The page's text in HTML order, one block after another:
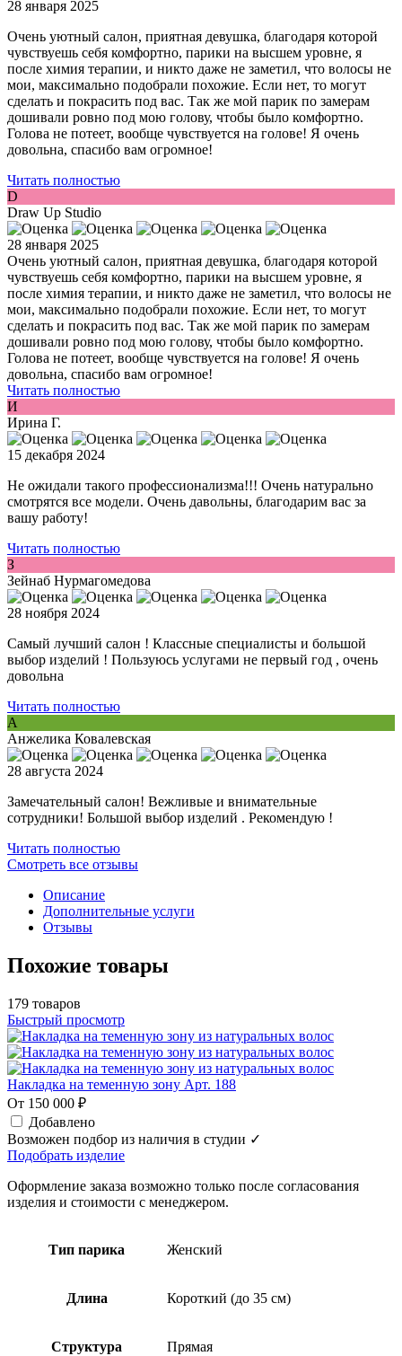
28 января 2025
Очень уютный салон, приятная девушка, благодаря которой
чувствуешь себя комфортно, парики на высшем уровне, я
после химия терапии, и никто даже не заметил, что волосы не
мои, максимально подобрали похожие. Если нет, то могут
сделать и покрасить под вас. Так же мой парик по замерам
дошивали ровно под мою голову, чтобы было комфортно.
Голова не потеет, вообще чувствуется на голове! Я очень
довольна, спасибо вам огромное!
Читать полностью
D
Draw Up Studio
28 января 2025
Очень уютный салон, приятная девушка, благодаря которой
чувствуешь себя комфортно, парики на высшем уровне, я
после химия терапии, и никто даже не заметил, что волосы не
мои, максимально подобрали похожие. Если нет, то могут
сделать и покрасить под вас. Так же мой парик по замерам
дошивали ровно под мою голову, чтобы было комфортно.
Голова не потеет, вообще чувствуется на голове! Я очень
довольна, спасибо вам огромное!
Читать полностью
И
Ирина Г.
15 декабря 2024
Не ожидали такого профессионализма!!! Очень натурально
смотрятся все модели. Очень давольны, благодарим вас за
вашу работу!
Читать полностью
З
Зейнаб Нурмагомедова
28 ноября 2024
Самый лучший салон ! Классные специалисты и большой
выбор изделий ! Пользуюсь услугами не первый год , очень
довольна
Читать полностью
А
Анжелика Ковалевская
28 августа 2024
Замечательный салон! Вежливые и внимательные
сотрудники! Большой выбор изделий . Рекомендую !
Читать полностью
Смотреть все отзывы
Описание
Дополнительные услуги
Отзывы
Похожие товары
179 товаров
Быстрый просмотр
Накладка на теменную зону Арт. 188
От 150 000 ₽
Добавлено
Возможен подбор из наличия в студии ✓
Подобрать изделие
Оформление заказа возможно только после согласования
изделия и стоимости с менеджером.
Тип парика Женский
Длина Короткий (до 35 см)
Структура Прямая